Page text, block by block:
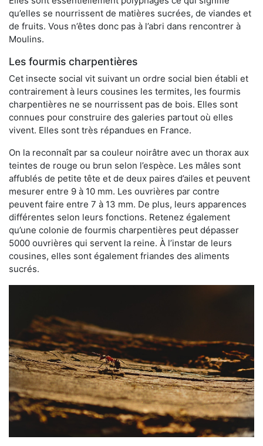
qu’elles se nourrissent de matières sucrées, de viandes et
de fruits. Vous n’êtes donc pas à l’abri dans rencontrer à
Moulins.
Les fourmis charpentières
Cet insecte social vit suivant un ordre social bien établi et
contrairement à leurs cousines les termites, les fourmis
charpentières ne se nourrissent pas de bois. Elles sont
connues pour construire des galeries partout où elles
vivent. Elles sont très répandues en France.
On la reconnaît par sa couleur noirâtre avec un thorax aux
teintes de rouge ou brun selon l’espèce. Les mâles sont
affublés de petite tête et de deux paires d’ailes et peuvent
mesurer entre 9 à 10 mm. Les ouvrières par contre
peuvent faire entre 7 à 13 mm. De plus, leurs apparences
différentes selon leurs fonctions. Retenez également
qu’une colonie de fourmis charpentières peut dépasser
5000 ouvrières qui servent la reine. À l’instar de leurs
cousines, elles sont également friandes des aliments
sucrés.